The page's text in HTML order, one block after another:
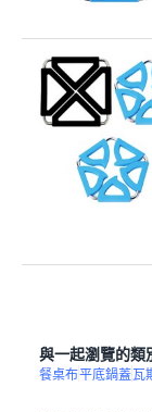
與一起瀏覽的類
餐桌布平底鍋蓋瓦